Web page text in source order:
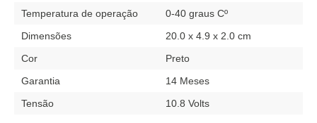
Temperatura de operação
0-40 graus Cº
Dimensões
20.0 x 4.9 x 2.0 cm
Cor
Preto
Garantia
14 Meses
Tensão
10.8 Volts